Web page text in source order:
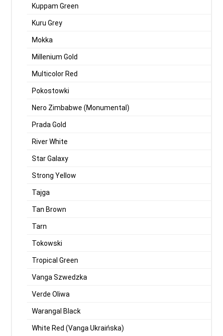
Kuppam Green
Kuru Grey
Mokka
Millenium Gold
Multicolor Red
Pokostowki
Nero Zimbabwe (Monumental)
Prada Gold
River White
Star Galaxy
Strong Yellow
Tajga
Tan Brown
Tarn
Tokowski
Tropical Green
Vanga Szwedzka
Verde Oliwa
Warangal Black
White Red (Vanga Ukraińska)